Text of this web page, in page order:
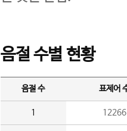
음절 수별 현황
음절 수 표제어
1 12266